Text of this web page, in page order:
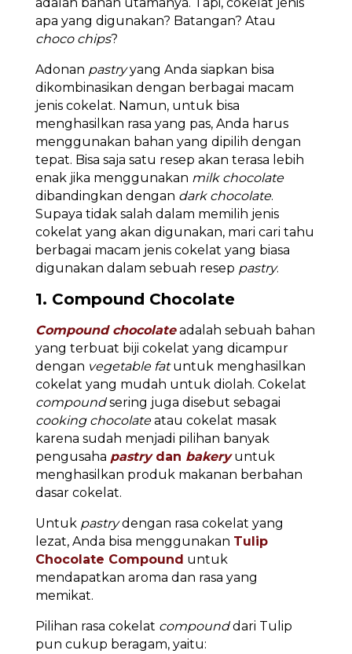
apa yang digunakan? Batangan? Atau
choco chips?
Adonan pastryyang Anda siapkan bisa
dikombinasikan dengan berbagai macam
jenis cokelat. Namun, untuk bisa
menghasilkan rasa yang pas, Anda harus
menggunakan bahan yang dipilih dengan
tepat. Bisa saja satu resep akan terasa lebih
enak jika menggunakan milk chocolate
dibandingkan dengan dark chocolate.
Supaya tidak salah dalam memilih jenis
cokelat yang akan digunakan, mari cari tahu
berbagai macam jenis cokelat yang biasa
digunakan dalam sebuah resep pastry.
1. Compound Chocolate
Compound chocolateadalah sebuah bahan
yang terbuat biji cokelat yang dicampur
dengan vegetable fatuntuk menghasilkan
cokelat yang mudah untuk diolah. Cokelat
compoundsering juga disebut sebagai
cooking chocolateatau cokelat masak
karena sudah menjadi pilihan banyak
pengusaha pastrydan bakeryuntuk
menghasilkan produk makanan berbahan
dasar cokelat.
Untuk pastrydengan rasa cokelat yang
lezat, Anda bisa menggunakan Tulip
Chocolate Compound untuk
mendapatkan aroma dan rasa yang
memikat.
Pilihan rasa cokelat compounddari Tulip
pun cukup beragam, yaitu: